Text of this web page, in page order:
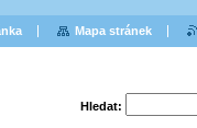
Hledat:
Mapa stránek